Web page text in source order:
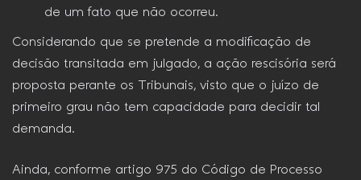
de um fato que não ocorreu.
Considerando que se pretende a modificação de
decisão transitada em julgado, a ação rescisória será
proposta perante os Tribunais, visto que o juízo de
primeiro grau não tem capacidade para decidir tal
demanda.
Ainda, conforme artigo 975 do Código de Processo